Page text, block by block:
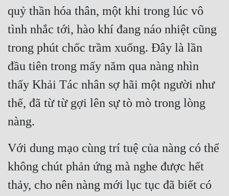
quỷ thần hóa thân, một khi trong lúc vô
tình nhắc tới, hào khí đang náo nhiệt cũng
trong phút chốc trầm xuống. Đây là lần
đầu tiên trong mấy năm qua nàng nhìn
thấy Khải Tác nhân sợ hãi một người như
thế, đã từ từ gợi lên sự tò mò trong lòng
nàng.
Với dung mạo cùng trí tuệ của nàng có thể
không chút phản ứng mà nghe được hết
thảy, cho nên nàng mới lục tục đã biết có